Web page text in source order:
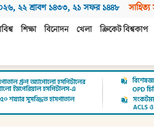
, ২২ শ্রাবণ ১৪৩৩, ২১ সফর ১৪৪৮ সাহিত্য
শিক্ষা বিনোদন খেলা ক্রিকেট বিশ্বকাপ